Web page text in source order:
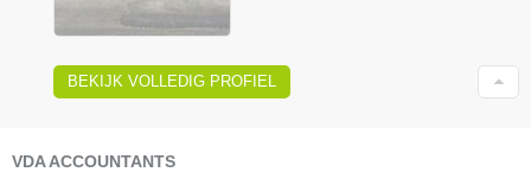
BEKIJK VOLLEDIG PROFIEL
VDA ACCOUNTANTS